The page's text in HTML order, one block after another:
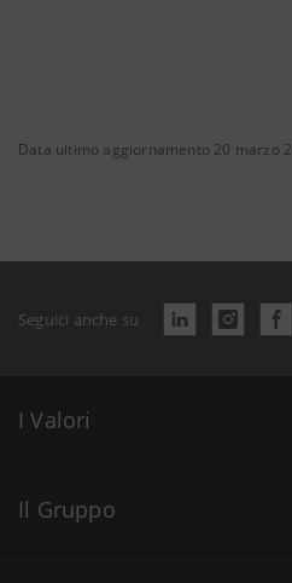
Data ultimo aggiornamento 20 marzo
Seguici anche su
I Valori
Il Gruppo